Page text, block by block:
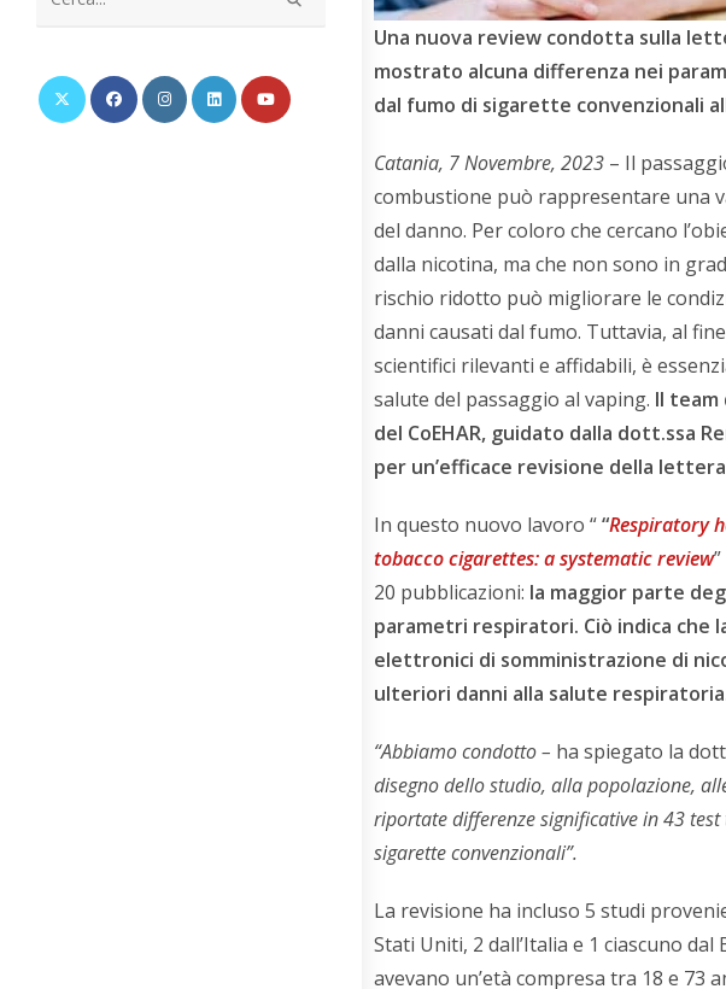
sito
web
Una nuova review condotta sulla
mostrato alcuna differenza nei
dal fumo di sigarette convenzionali
Catania, 7 Novembre, 2023 – Il
combustione può rappresentare una
del danno. Per coloro che cercano
dalla nicotina, ma che non sono in
rischio ridotto può migliorare le
danni causati dal fumo. Tuttavia, al
scientifici rilevanti e affidabili, è
salute del passaggio al vaping. Il team
del CoEHAR, guidato dalla dott.ssa
per un’efficace revisione della
In questo nuovo lavoro ““Respiratory
tobacco cigarettes: a systematic review
20 pubblicazioni: la maggior parte
parametri respiratori. Ciò indica che
elettronici di somministrazione di
ulteriori danni alla salute
“Abbiamo condotto – ha spiegato la
disegno dello studio, alla popolazione,
riportate differenze significative in 43 test
sigarette convenzionali”.
La revisione ha incluso 5 studi
Stati Uniti, 2 dall’Italia e 1 ciascuno
avevano un’età compresa tra 18 e 73